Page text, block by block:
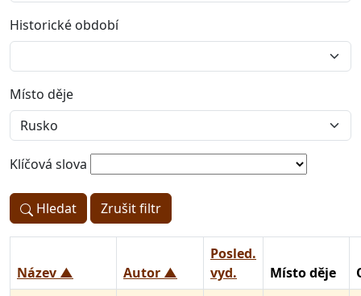
Historické období
Místo děje
Klíčová slova
Hledat Zrušit filtr
Název ▲ Autor ▲
Posled.
vyd.
Místo děje